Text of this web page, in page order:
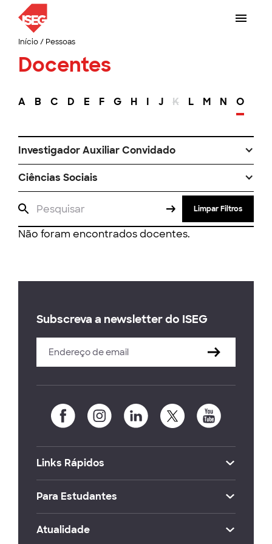
Início/ Pessoas
Docentes
A B C D E F G H I J K L M N O
Investigador Auxiliar Convidado
Ciências Sociais
Limpar Filtros
Não foram encontrados docentes.
Subscreva a newsletter do ISEG
Links Rápidos
Para Estudantes
Atualidade